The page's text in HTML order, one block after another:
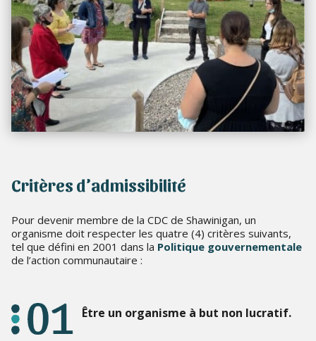
Critères d’admissibilité
Pour devenir membre de la CDC de Shawinigan, un
organisme doit respecter les quatre (4) critères suivants,
tel que défini en 2001 dans la Politique gouvernementale
de l’action communautaire :
Être un organisme à but non lucratif.